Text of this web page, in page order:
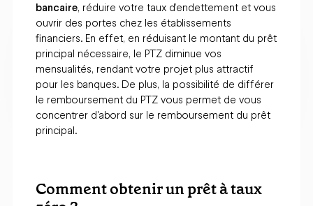
bancaire, réduire votre taux d’endettement et vous
ouvrir des portes chez les établissements
financiers. En effet, en réduisant le montant du prêt
principal nécessaire, le PTZ diminue vos
mensualités, rendant votre projet plus attractif
pour les banques. De plus, la possibilité de différer
le remboursement du PTZ vous permet de vous
concentrer d'abord sur le remboursement du prêt
principal.
Comment obtenir un prêt à taux